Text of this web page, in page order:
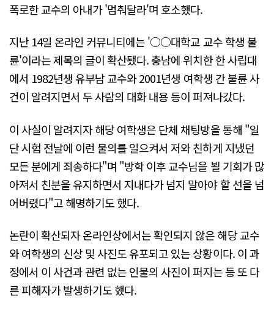
폭로한 교수의 아내가 '멈춰달라'며 호소했다.
지난 14일 온라인 커뮤니티에는 '○○대학교 교수 학생 불
륜'이라는 제목의 글이 확산됐다. 충남에 위치한 한 사립대
에서 1982년생 유부남 교수와 2001년생 여학생 간 불륜 사
건이 알려지면서 두 사람의 대화 내용 등이 퍼져나갔다.
이 사실이 알려지자 해당 여학생은 단체 채팅방을 통해 "일
단 시험 전날에 이런 물의를 일으켜서 저와 친하게 지냈던
모든 분에게 죄송하다"며 "방학 이후 교수님을 뵐 기회가 많
아져서 친분을 유지하면서 지내다가 넘지 말아야 할 선을 넘
어버렸다"고 해명하기도 했다.
논란이 확산되자 온라인상에서는 확인되지 않은 해당 교수
와 여학생의 신상 및 사진도 유포되고 있는 상황이다. 이 과
정에서 이 사건과 관련 없는 인물의 사진이 퍼지는 등 또 다
른 피해자가 발생하기도 했다.